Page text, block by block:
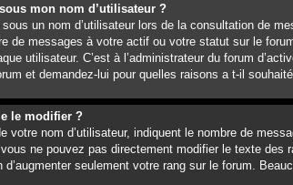
mon nom d’utilisateur ?
un nom d’utilisateur lors de la consultation de
de messages à votre actif ou votre statut sur le
utilisateur. C’est à l’administrateur du forum
et demandez-lui pour quelles raisons a t-il
le modifier ?
votre nom d’utilisateur, indiquent le nombre de
ne pouvez pas directement modifier le texte
seulement votre rang sur le forum.